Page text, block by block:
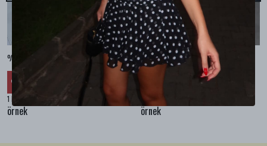
%100 KETEN CEPLİ ŞALVAR PANTOLON - Bej
%
₺ 2,299.99
1 Renk 4 Beden
örnek
%100 KETEN SALAŞ GÖMLEK - Bej
₺ 2,099.99
₺ 1,469.99
1 Renk 4 Beden
örnek